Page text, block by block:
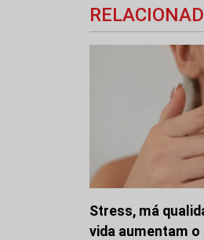
Stress, má
vida aumentam